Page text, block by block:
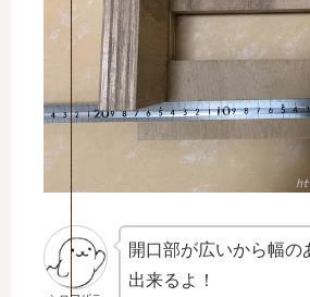
開口部が広いから幅の
出来るよ！